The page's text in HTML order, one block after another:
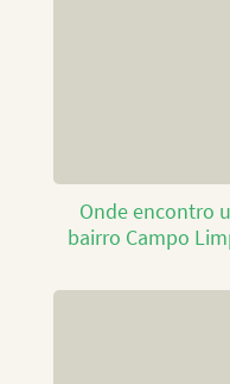
Onde encontro
bairro Campo